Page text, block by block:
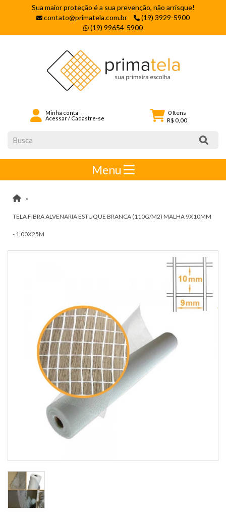
Sua maior proteção é a sua prevenção, não arrisque!
contato@primatela.com.br
(19) 3929-5900
(19) 99654-5900
Minha conta
Acessar/ Cadastre-se
0Itens
R$ 0,00
Menu
TELA FIBRA ALVENARIA ESTUQUE BRANCA (110G/M2) MALHA 9X10MM
- 1,00X25M